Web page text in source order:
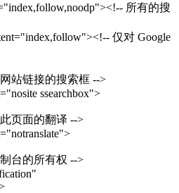
所有的搜
仅对 Google
站链接的搜索框 -->
ssearchbox">
页面的翻译 -->
台的所有权 -->